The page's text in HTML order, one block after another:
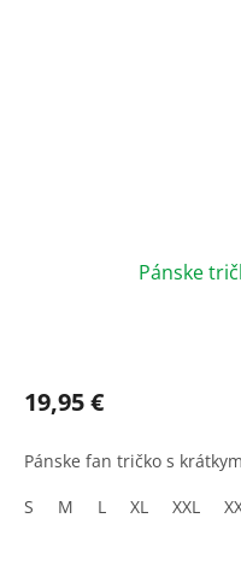
Pánske
19,95 €
Pánske fan tričko s
S
M L XL XXL